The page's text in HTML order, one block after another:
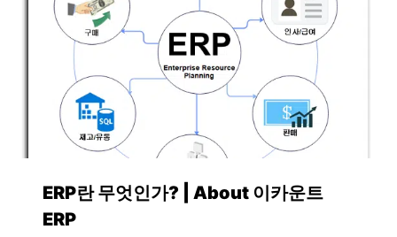
ERP란 무엇인가? | About 이카운트
ERP